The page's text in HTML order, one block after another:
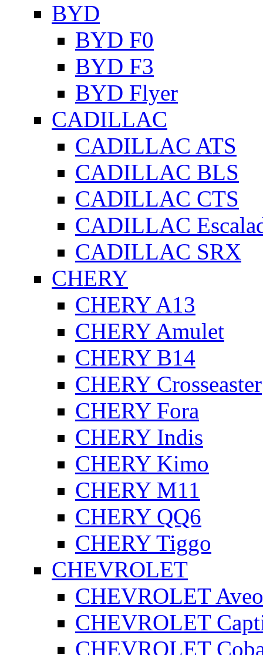
BYD
BYD F0
BYD F3
BYD Flyer
CADILLAC
CADILLAC ATS
CADILLAC BLS
CADILLAC CTS
CADILLAC
CADILLAC SRX
CHERY
CHERY A13
CHERY Amulet
CHERY B14
CHERY Crosseaster
CHERY Fora
CHERY Indis
CHERY Kimo
CHERY M11
CHERY QQ6
CHERY Tiggo
CHEVROLET
CHEVROLET Aveo
CHEVROLET
CHEVROLET